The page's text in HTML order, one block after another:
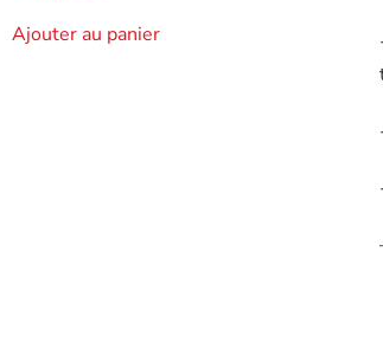
Ajouter au panier